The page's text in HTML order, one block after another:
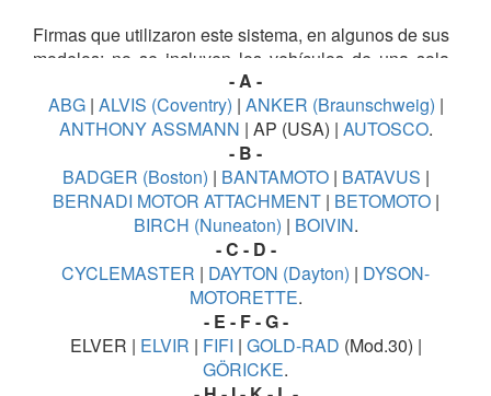
Firmas que utilizaron este sistema, en algunos de sus
modelos; no se incluyen los vehículos de una sola
- A -
ABG| ALVIS (Coventry) | ANKER (Braunschweig) |
ANTHONYASSMANN | AP (USA) | AUTOSCO.
- B -
BADGER (Boston) | BANTAMOTO| BATAVUS |
BERNADI MOTOR ATTACHMENT| BETOMOTO|
BIRCH (Nuneaton) | BOIVIN.
- C - D -
CYCLEMASTER | DAYTON (Dayton) | DYSON-
MOTORETTE.
- E - F - G -
ELVER | ELVIR | FIFI | GOLD-RAD (Mod.30) |
GÖRICKE.